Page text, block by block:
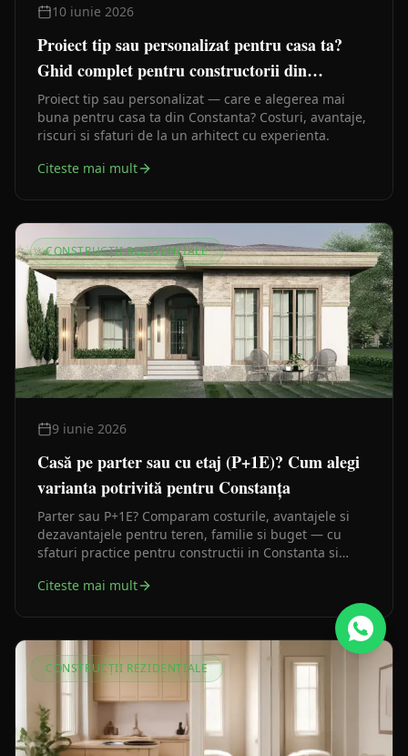
10 iunie 2026
Proiect tip sau personalizat pentru casa ta?
Ghid complet pentru constructorii din
Constanta
Proiect tip sau personalizat — care e alegerea mai
buna pentru casa ta din Constanta? Costuri, avantaje,
riscuri si sfaturi de la un arhitect cu experienta.
Citeste mai mult
CONSTRUCȚII REZIDENȚIALE
9 iunie 2026
Casă pe parter sau cu etaj (P+1E)? Cum alegi
varianta potrivită pentru Constanța
Parter sau P+1E? Comparam costurile, avantajele si
dezavantajele pentru teren, familie si buget — cu
sfaturi practice pentru constructii in Constanta si
Citeste mai mult
CONSTRUCȚII REZIDENȚIALE